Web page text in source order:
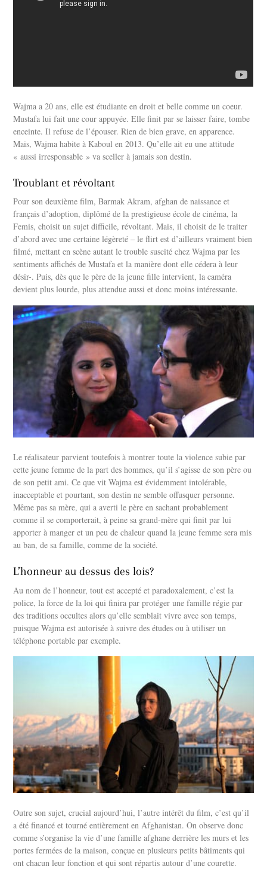
Wajma a 20 ans, elle est étudiante en droit et belle comme un coeur.
Mustafa lui fait une cour appuyée. Elle finit par se laisser faire, tombe
enceinte. Il refuse de l’épouser. Rien de bien grave, en apparence.
Mais, Wajma habite à Kaboul en 2013. Qu’elle ait eu une attitude
« aussi irresponsable » va sceller à jamais son destin.
Troublant et révoltant
Pour son deuxième film, Barmak Akram, afghan de naissance et
français d’adoption, diplômé de la prestigieuse école de cinéma, la
Femis, choisit un sujet difficile, révoltant. Mais, il choisit de le traiter
d’abord avec une certaine légèreté – le flirt est d’ailleurs vraiment bien
filmé, mettant en scène autant le trouble suscité chez Wajma par les
sentiments affichés de Mustafa et la manière dont elle cédera à leur
désir-. Puis, dès que le père de la jeune fille intervient, la caméra
devient plus lourde, plus attendue aussi et donc moins intéressante.
Le réalisateur parvient toutefois à montrer toute la violence subie par
cette jeune femme de la part des hommes, qu’il s’agisse de son père ou
de son petit ami. Ce que vit Wajma est évidemment intolérable,
inacceptable et pourtant, son destin ne semble offusquer personne.
Même pas sa mère, qui a averti le père en sachant probablement
comme il se comporterait, à peine sa grand-mère qui finit par lui
apporter à manger et un peu de chaleur quand la jeune femme sera mis
au ban, de sa famille, comme de la société.
L’honneur au dessus des lois?
Au nom de l’honneur, tout est accepté et paradoxalement, c’est la
police, la force de la loi qui finira par protéger une famille régie par
des traditions occultes alors qu’elle semblait vivre avec son temps,
puisque Wajma est autorisée à suivre des études ou à utiliser un
téléphone portable par exemple.
Outre son sujet, crucial aujourd’hui, l’autre intérêt du film, c’est qu’il
a été financé et tourné entièrement en Afghanistan. On observe donc
comme s’organise la vie d’une famille afghane derrière les murs et les
portes fermées de la maison, conçue en plusieurs petits bâtiments qui
ont chacun leur fonction et qui sont répartis autour d’une courette.